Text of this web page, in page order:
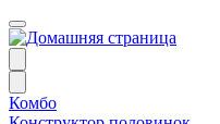
Комбо